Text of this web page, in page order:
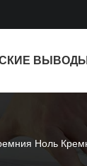
ВЫВОДЫ
Ноль